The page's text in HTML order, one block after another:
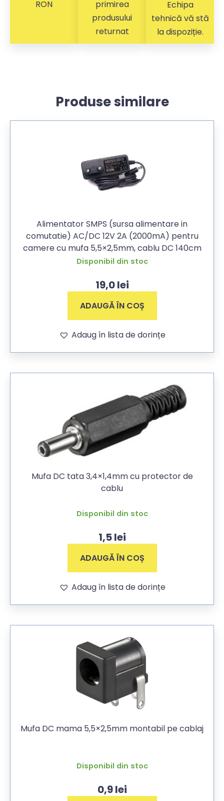
RON
primirea
produsului
returnat
Echipa
tehnică vă stă
la dispoziție.
Produse similare
Alimentator SMPS (sursa alimentare in
comutatie) AC/DC 12V 2A (2000mA) pentru
camere cu mufa 5,5×2,5mm, cablu DC 140cm
Disponibil din stoc
19,0lei
ADAUGĂ ÎN COȘ
Adaug în lista de dorințe
Mufa DC tata 3,4×1,4mm cu protector de
cablu
Disponibil din stoc
1,5lei
ADAUGĂ ÎN COȘ
Adaug în lista de dorințe
Mufa DC mama 5,5×2,5mm montabil pe cablaj
Disponibil din stoc
0,9lei